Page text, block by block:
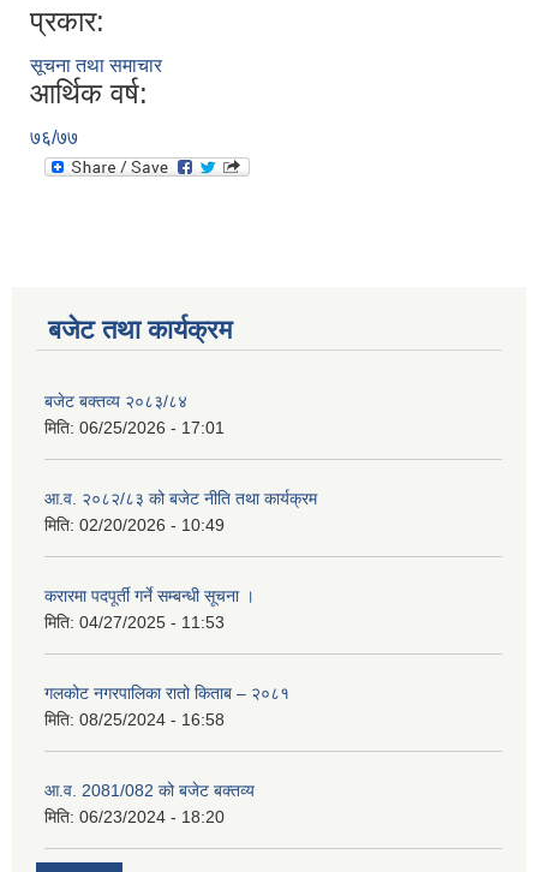
प्रकार:
सूचना तथा समाचार
आर्थिक वर्ष:
७६/७७
बजेट तथा कार्यक्रम
बजेट बक्तव्य २०८३/८४
मिति: 06/25/2026 - 17:01
आ.व. २०८२/८३ को बजेट नीति तथा कार्यक्रम
मिति: 02/20/2026 - 10:49
करारमा पदपूर्ती गर्ने सम्बन्धी सूचना ।
मिति: 04/27/2025 - 11:53
गलकोट नगरपालिका रातो किताब – २०८१
मिति: 08/25/2024 - 16:58
आ.व. 2081/082 को बजेट बक्तव्य
मिति: 06/23/2024 - 18:20